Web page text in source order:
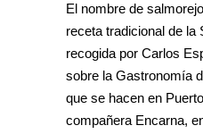
El nombre de
receta tradicional de la
recogida por Carlos
sobre la Gastronomía
que se hacen en
compañera Encarna,